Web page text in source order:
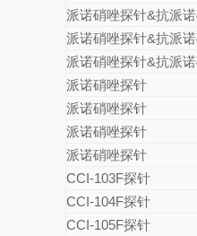
派诺硝唑探针&抗派
派诺硝唑探针&抗派
派诺硝唑探针&抗派
派诺硝唑探针
派诺硝唑探针
派诺硝唑探针
派诺硝唑探针
CCI-103F探针
CCI-104F探针
CCI-105F探针